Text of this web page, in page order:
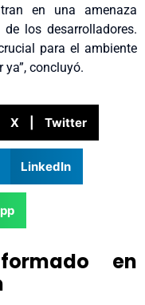
en una amenaza
los desarrolladores.
para el ambiente
concluyó.
X | Twitter
LinkedIn
en